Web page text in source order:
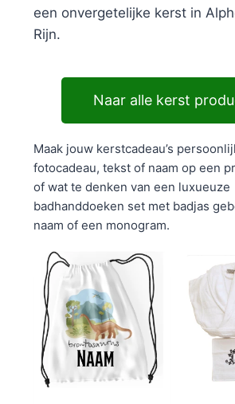
een onvergetelijke kerst in
Rijn.
Naar alle kerst
Maak jouw kerstcadeau’s
fotocadeau, tekst of naam op een
of wat te denken van een luxueuze
badhanddoeken set met badjas
naam of een monogram.